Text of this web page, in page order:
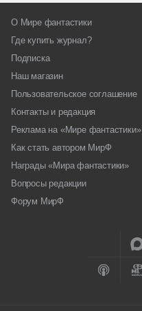
О Мире фантастики
Где купить журнал?
Подписка
Наш магазин
Пользовательское соглашение
Контакты и редакция
Реклама на «Мире фантастики»
Как стать автором МирФ
Награды «Мира фантастики»
Вопросы редакции
Форум МирФ